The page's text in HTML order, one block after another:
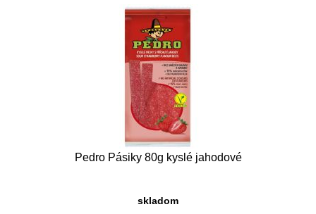
Pedro Pásiky 80g kyslé jahodové
skladom